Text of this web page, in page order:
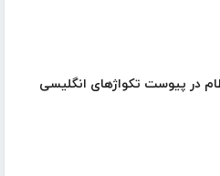
در پیوست تکواژهای انگلیسی